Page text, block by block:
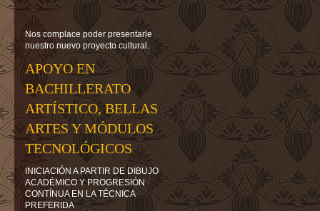
Nos complace poder presentarle
nuestro nuevo proyecto cultural.
APOYO EN
BACHILLERATO
ARTÍSTICO, BELLAS
ARTES Y MÓDULOS
TECNOLÓGICOS
INICIACIÓN A PARTIR DE DIBUJO
ACADÉMICO Y PROGRESIÓN
CONTÍNUA EN LA TÉCNICA
PREFERIDA